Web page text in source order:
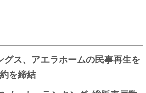
グス、アエラホームの民事再生を
を締結